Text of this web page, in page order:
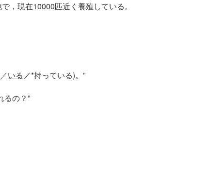
，現在10000匹近く養殖している。
／いる ／*持っている)。”
るの？”